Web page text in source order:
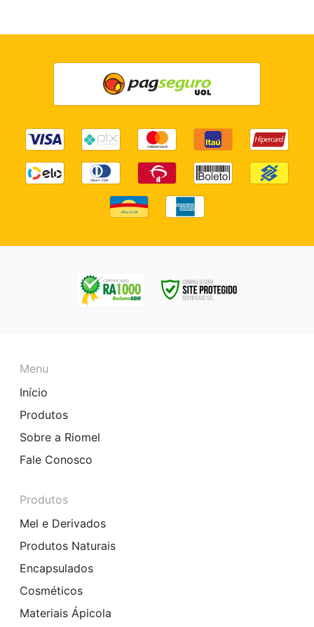
Menu
Início
Produtos
Sobre a Riomel
Fale Conosco
Produtos
Mel e Derivados
Produtos Naturais
Encapsulados
Cosméticos
Materiais Ápicola